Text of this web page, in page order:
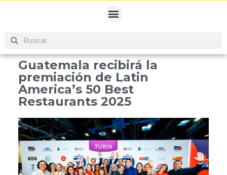
Guatemala recibirá la
premiación de Latin
America’s 50 Best
Restaurants 2025